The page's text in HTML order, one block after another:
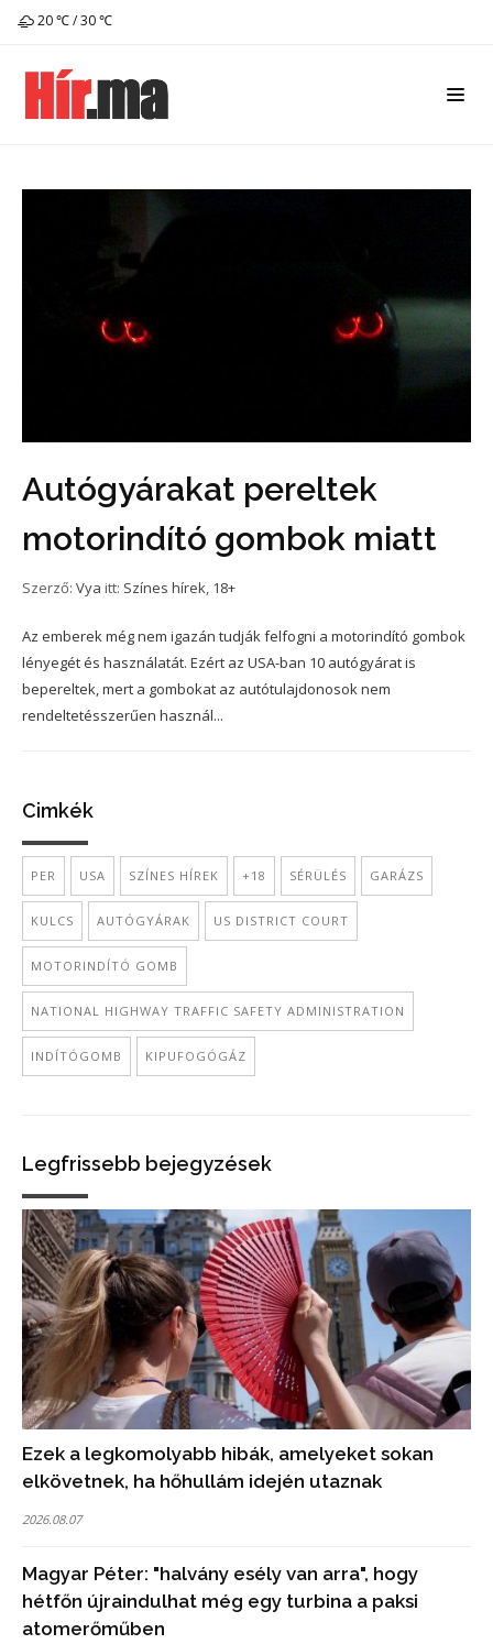
20 ℃ / 30 ℃
Autógyárakat pereltek
motorindító gombok miatt
Szerző: Vya itt: Színes hírek 18+
Az emberek még nem igazán tudják felfogni a motorindító gombok
lényegét és használatát. Ezért az USA-ban 10 autógyárat is
bepereltek, mert a gombokat az autótulajdonosok nem
rendeltetésszerűen használ...
Cimkék
PER USA SZÍNES HÍREK +18 SÉRÜLÉS GARÁZS
KULCS AUTÓGYÁRAK US DISTRICT COURT
MOTORINDÍTÓ GOMB
NATIONAL HIGHWAY TRAFFIC SAFETY ADMINISTRATION
INDÍTÓGOMB KIPUFOGÓGÁZ
Legfrissebb bejegyzések
Ezek a legkomolyabb hibák, amelyeket sokan
elkövetnek, ha hőhullám idején utaznak
2026.08.07
Magyar Péter: "halvány esély van arra", hogy
hétfőn újraindulhat még egy turbina a paksi
atomerőműben